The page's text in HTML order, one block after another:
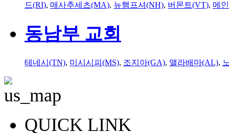
드(RI), 매사추세츠(MA), 뉴햄프셔(NH), 버몬트(VT), 메
동남부 교회
테네시(TN), 미시시피(MS), 조지아(GA), 앨라배마(AL),
QUICK LINK